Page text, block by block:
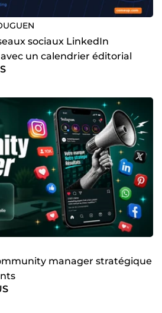
sociaux LinkedIn
un calendrier éditorial
manager stratégique